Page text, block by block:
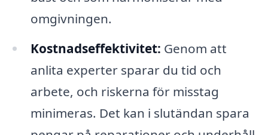
omgivningen.
Kostnadseffektivitet: Genom att
anlita experter sparar du tid och
arbete, och riskerna för misstag
minimeras. Det kan i slutändan spara